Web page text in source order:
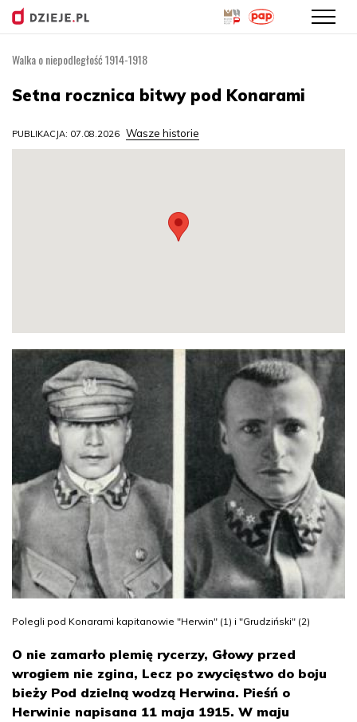
treści
Walka o niepodległość 1914-1918
Setna rocznica bitwy pod Konarami
PUBLIKACJA: 07.08.2026 Wasze historie
Polegli pod Konarami kapitanowie "Herwin" (1) i "Grudziński" (2)
O nie zamarło plemię rycerzy, Głowy przed
wrogiem nie zgina, Lecz po zwycięstwo do boju
bieży Pod dzielną wodzą Herwina. Pieśń o
Herwinie napisana 11 maja 1915. W maju